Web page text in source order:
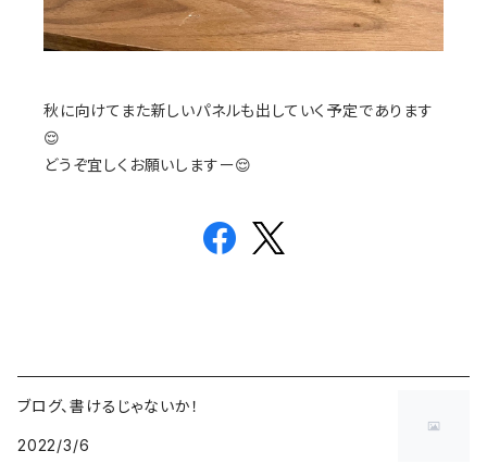
秋に向けてまた新しいパネルも出していく予定であります
😌
どうぞ宜しくお願いしますー😌
ブログ、書けるじゃないか！
2022/3/6